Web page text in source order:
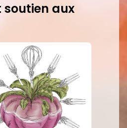
soutien aux